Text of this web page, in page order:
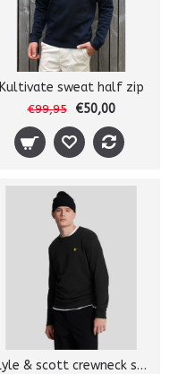
Kultivate sweat half zip
€99,95 €50,00
Lyle & scott crewneck sweater